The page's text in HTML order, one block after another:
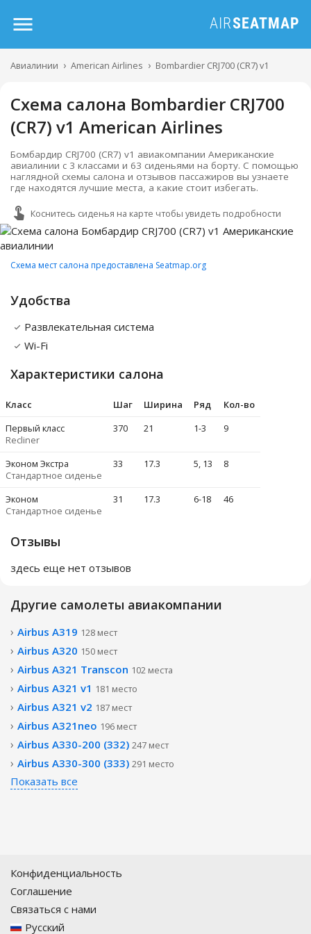
Авиалинии American Airlines Bombardier CRJ700 (CR7) v1
Схема салона Bombardier CRJ700
(CR7) v1 American Airlines
Бомбардир CRJ700 (CR7) v1 авиакомпании Американские
авиалинии с 3 классами и 63 сиденьями на борту. С помощью
наглядной схемы салона и отзывов пассажиров вы узнаете
где находятся лучшие места, а какие стоит избегать.
Коснитесь сиденья на карте чтобы увидеть подробности
Схема мест салона предоставлена Seatmap.org
Удобства
Развлекательная система
Wi-Fi
Характеристики салона
Класс Шаг Ширина Ряд
Кол-во
Первый класс
Recliner
370 21 1-3 9
Эконом Экстра
Стандартное сиденье
33 17.3 5, 13 8
Эконом
Стандартное сиденье
31 17.3 6-18 46
Отзывы
здесь еще нет отзывов
Другие самолеты авиакомпании
Airbus A319 128 мест
Airbus A320 150 мест
Airbus A321 Transcon 102 места
Airbus A321 v1 181 место
Airbus A321 v2 187 мест
Airbus A321neo 196 мест
Airbus A330-200 (332) 247 мест
Airbus A330-300 (333) 291 место
Показать все
Конфиденциальность
Соглашение
Связаться с нами
Русский